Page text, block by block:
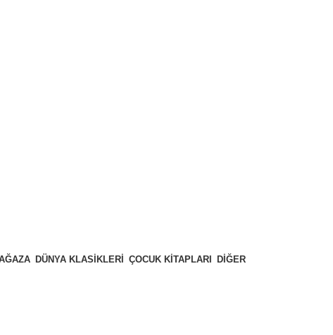
DÜNYA KLASIKLERI ÇOCUK KITAPLARI DIĞER